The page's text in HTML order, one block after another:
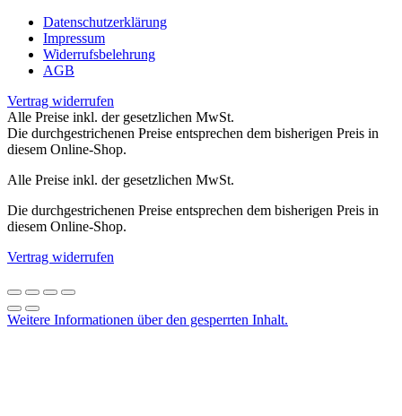
Datenschutzerklärung
Impressum
Widerrufsbelehrung
AGB
Vertrag widerrufen
Alle Preise inkl. der gesetzlichen MwSt.
Die durchgestrichenen Preise entsprechen dem bisherigen Preis in
diesem Online-Shop.
Alle Preise inkl. der gesetzlichen MwSt.
Die durchgestrichenen Preise entsprechen dem bisherigen Preis in
diesem Online-Shop.
Vertrag widerrufen
Weitere Informationen über den gesperrten Inhalt.